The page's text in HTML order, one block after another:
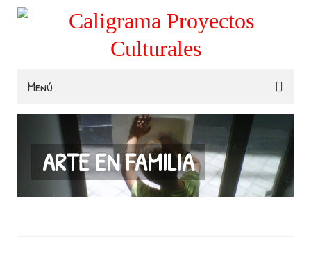
Menú
Familias
Colegios
Museos e Instituciones
ARTE EN FAMILIA